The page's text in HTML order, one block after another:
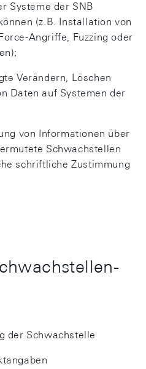
Systeme der SNB
(z.B. Installation von
Angriffe, Fuzzing oder
Verändern, Löschen
Daten auf Systemen der
von Informationen über
Schwachstellen
schriftliche Zustimmung
der Schwachstelle